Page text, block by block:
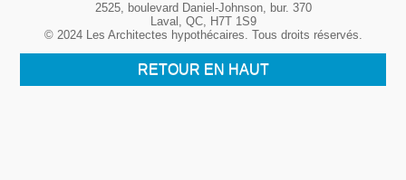
2525, boulevard Daniel-Johnson, bur. 370
Laval, QC, H7T 1S9
© 2024 Les Architectes hypothécaires. Tous droits réservés.
RETOUR EN HAUT